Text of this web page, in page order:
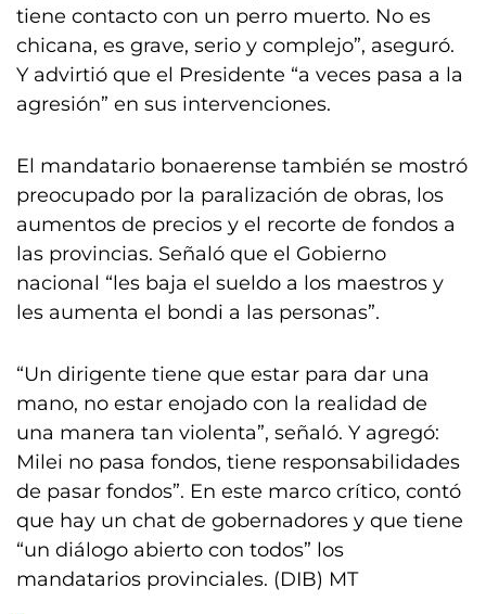
tiene contacto con un perro muerto. No es
chicana, es grave, serio y complejo”, aseguró.
Y advirtió que el Presidente “a veces pasa a la
agresión” en sus intervenciones.
El mandatario bonaerense también se mostró
preocupado por la paralización de obras, los
aumentos de precios y el recorte de fondos a
las provincias. Señaló que el Gobierno
nacional “les baja el sueldo a los maestros y
les aumenta el bondi a las personas”.
“Un dirigente tiene que estar para dar una
mano, no estar enojado con la realidad de
una manera tan violenta”, señaló. Y agregó:
Milei no pasa fondos, tiene responsabilidades
de pasar fondos”. En este marco crítico, contó
que hay un chat de gobernadores y que tiene
“un diálogo abierto con todos” los
mandatarios provinciales. (DIB) MT